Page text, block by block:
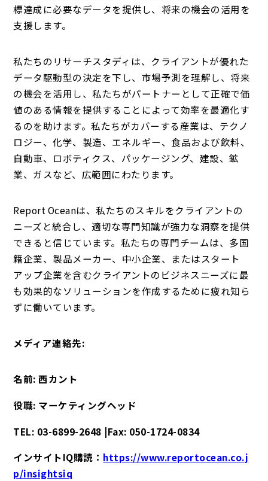
標達成に必要なデータを提供し、将来の機会の活用を
支援します。
私たちのリサーチスタディは、クライアントが優れた
データ駆動型の決定を下し、市場予測を理解し、将来
の機会を活用し、私たちがパートナーとして正確で価
値のある情報を提供することによって効率を最適化す
るのを助けます。私たちがカバーする産業は、テクノ
ロジー、化学、製造、エネルギー、食品および飲料、
自動車、ロボティクス、パッケージング、建設、鉱
業、ガスなど、広範囲にわたります。
Report Oceanは、私たちのスキルをクライアントの
ニーズと統合し、適切な専門知識が強力な洞察を提供
できると信じています。私たちの専門チームは、多国
籍企業、製品メーカー、中小企業、またはスタート
アップ企業を含むクライアントのビジネスニーズに最
も効果的なソリューションを作成するために疲れ知ら
ずに働いています。
メディア連絡先:
名前: 西カント
役職: マーケティングヘッド
TEL: 03-6899-2648 |Fax: 050-1724-0834
インサイトIQ購読： https://www.reportocean.co.j
p/insightsiq